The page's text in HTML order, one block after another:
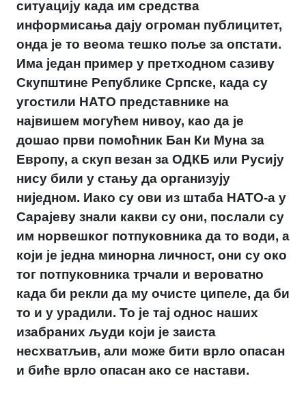
ситуацију када им средства
информисања дају огроман публицитет,
онда је то веома тешко поље за опстати.
Има један пример у претходном сазиву
Скупштине Републике Српске, када су
угостили НАТО представнике на
највишем могућем нивоу, као да је
дошао први помоћник Бан Ки Муна за
Европу, а скуп везан за ОДКБ или Русију
нису били у стању да организују
ниједном. Иако су ови из штаба НАТО-а у
Сарајеву знали какви су они, послали су
им норвешког потпуковника да то води, а
који је једна минорна личност, они су око
тог потпуковника трчали и вероватно
када би рекли да му очисте ципеле, да би
то и у урадили. То је тај однос наших
изабраних људи који је заиста
несхватљив, али може бити врло опасан
и биће врло опасан ако се настави.